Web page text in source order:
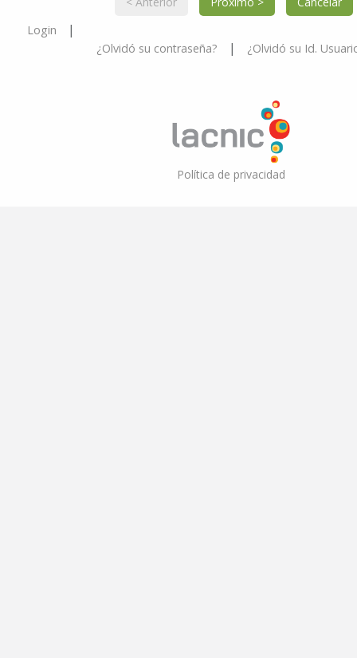
Login |
¿Olvidó su contraseña? | ¿Olvidó su Id.
Política de privacidad